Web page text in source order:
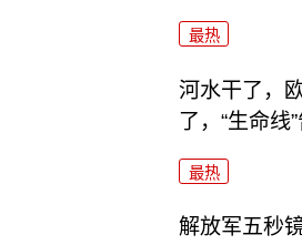
最热
河水干了，
了，“生命线
最热
解放军五秒